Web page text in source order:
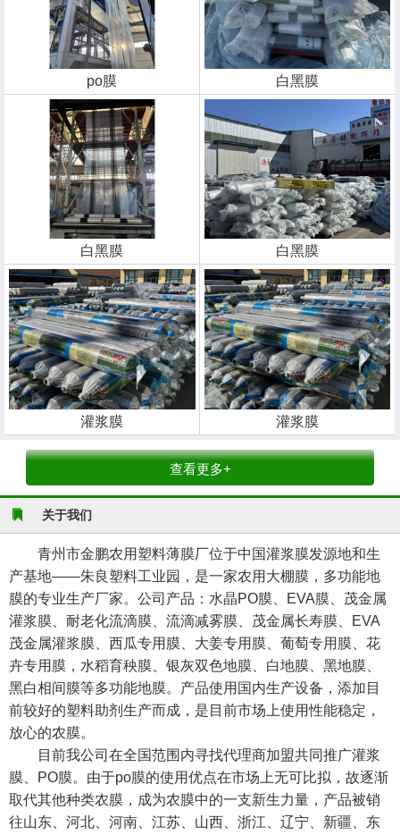
po膜 白黑膜
白黑膜 白黑膜
灌浆膜 灌浆膜
查看更多+
关于我们
青州市金鹏农用塑料薄膜厂位于中国灌浆膜发源地和生
产基地——朱良塑料工业园，是一家农用大棚膜，多功能地
膜的专业生产厂家。公司产品：水晶PO膜、EVA膜、茂金属
灌浆膜、耐老化流滴膜、流滴减雾膜、茂金属长寿膜、EVA
茂金属灌浆膜、西瓜专用膜、大姜专用膜、葡萄专用膜、花
卉专用膜，水稻育秧膜、银灰双色地膜、白地膜、黑地膜、
黑白相间膜等多功能地膜。产品使用国内生产设备，添加目
前较好的塑料助剂生产而成，是目前市场上使用性能稳定，
放心的农膜。
目前我公司在全国范围内寻找代理商加盟共同推广灌浆
膜、PO膜。由于po膜的使用优点在市场上无可比拟，故逐渐
取代其他种类农膜，成为农膜中的一支新生力量，产品被销
往山东、河北、河南、江苏、山西、浙江、辽宁、新疆、东